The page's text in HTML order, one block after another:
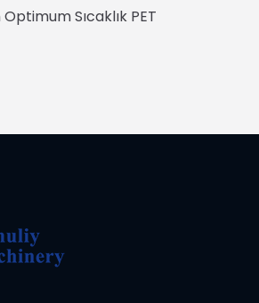
Sıcaklık PET